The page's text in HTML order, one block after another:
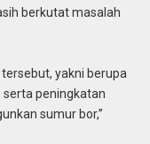
berkutat masalah
yakni berupa
serta peningkatan
sumur bor,”